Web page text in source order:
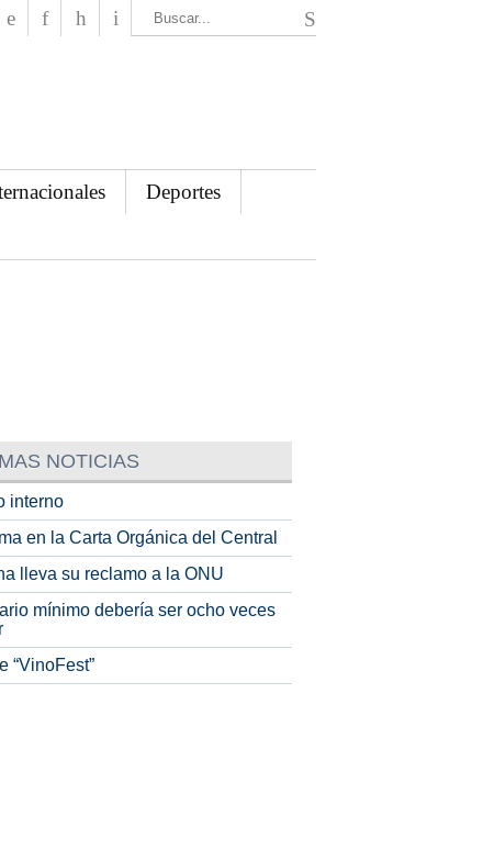
Deportes
NOTICIAS
interno
en la Carta Orgánica del Central
lleva su reclamo a la ONU
mínimo debería ser ocho veces
“VinoFest”